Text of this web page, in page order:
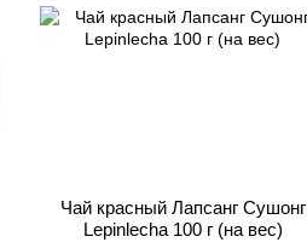
Чай красный Лапсанг Сушонг
Lepinlecha 100 г (на вес)